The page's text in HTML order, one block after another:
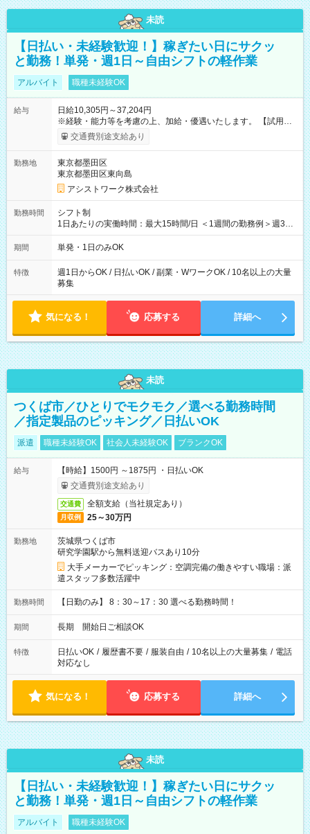
未読
【日払い・未経験歓迎！】稼ぎたい日にサクッ
と勤務！単発・週1日～自由シフトの軽作業
アルバイト 職種未経験OK
給与
日給10,305円～37,204円
※経験・能力等を考慮の上、加給・優遇いたします。 【試用期
間】試用期間なし
交通費別途支給あり
勤務地
東京都墨田区
東京都墨田区東向島
アシストワーク株式会社
勤務時間
シフト制
1日あたりの実働時間：最大15時間/日 ＜1週間の勤務例＞週3回
勤務 勤務：月・水・金 休み：火・木・土・日 好きな時にお仕事
可能です！ ※1日あたりの最大実働時間は日勤、夜勤共に勤務し
期間 単発・1日のみOK
特徴
週1日からOK / 日払いOK / 副業・WワークOK / 10名以上の大量
募集
気になる！ 応募する 詳細へ
未読
つくば市／ひとりでモクモク／選べる勤務時間
／指定製品のピッキング／日払いOK
派遣 職種未経験OK 社会人未経験OK ブランクOK
給与
【時給】1500円 ～1875円 ・日払いOK
交通費別途支給あり
交通費 全額支給（当社規定あり）
月収例 25～30万円
勤務地
茨城県つくば市
研究学園駅から無料送迎バスあり10分
大手メーカーでピッキング：空調完備の働きやすい職場：派
遣スタッフ多数活躍中
勤務時間 【日勤のみ】 8：30～17：30 選べる勤務時間！
期間 長期 開始日ご相談OK
特徴 日払いOK / 履歴書不要 / 服装自由 / 10名以上の大量募集 / 電話
対応なし
気になる！ 応募する 詳細へ
未読
【日払い・未経験歓迎！】稼ぎたい日にサクッ
と勤務！単発・週1日～自由シフトの軽作業
アルバイト 職種未経験OK